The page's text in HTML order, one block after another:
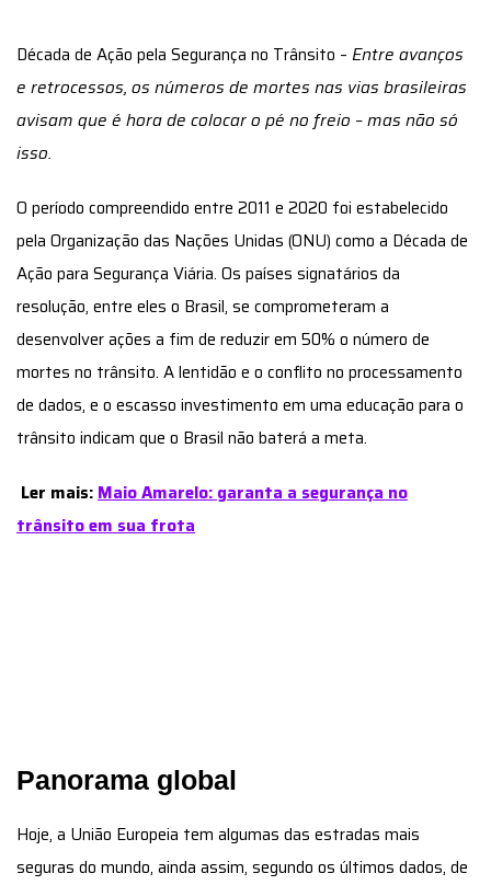
Década de Ação pela Segurança no Trânsito – Entre avanços
e retrocessos, os números de mortes nas vias brasileiras
avisam que é hora de colocar o pé no freio – mas não só
isso.
O período compreendido entre 2011 e 2020 foi estabelecido
pela Organização das Nações Unidas (ONU) como a Década de
Ação para Segurança Viária. Os países signatários da
resolução, entre eles o Brasil, se comprometeram a
desenvolver ações a fim de reduzir em 50% o número de
mortes no trânsito. A lentidão e o conflito no processamento
de dados, e o escasso investimento em uma educação para o
trânsito indicam que o Brasil não baterá a meta.
Ler mais: Maio Amarelo: garanta a segurança no
trânsito em sua frota
Panorama global
Hoje, a União Europeia tem algumas das estradas mais
seguras do mundo, ainda assim, segundo os últimos dados, de